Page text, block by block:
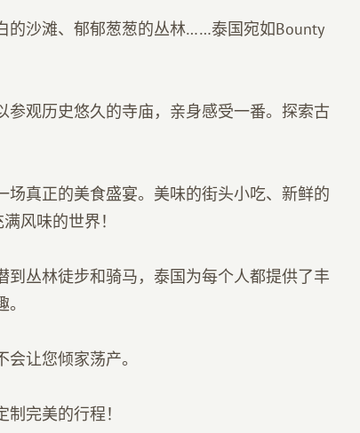
的沙滩、郁郁葱葱的丛林……泰国宛如Bounty
观历史悠久的寺庙，亲身感受一番。探索古
真正的美食盛宴。美味的街头小吃、新鲜的
风味的世界！
丛林徒步和骑马，泰国为每个人都提供了丰
让您倾家荡产。
完美的行程！